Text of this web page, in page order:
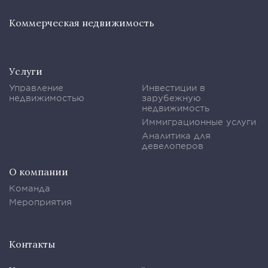
Коммерческая недвижимость
Услуги
Управление
недвижимостью
Инвестиции в
зарубежную
недвижимость
Иммиграционные услуги
Аналитика для
девелоперов
О компании
Команда
Мероприятия
Контакты